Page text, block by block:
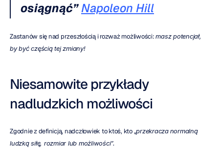
osiągnąć”Napoleon Hill
Zastanów się nad przeszłością i rozważ możliwości: masz potencjał,
by być częścią tej zmiany!
Niesamowite przykłady
nadludzkich możliwości
Zgodnie z definicją, nadczłowiek to ktoś, kto „przekracza normalną
ludzką siłę, rozmiar lub możliwości”.